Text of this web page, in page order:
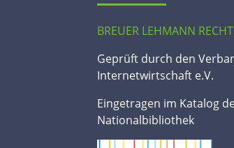
BREUER LEHMANN
Geprüft durch den
Internetwirtschaft e.V.
Eingetragen im Katalog
Nationalbibliothek